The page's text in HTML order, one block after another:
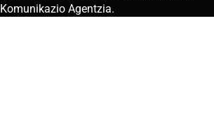
Komunikazio Agentzia.